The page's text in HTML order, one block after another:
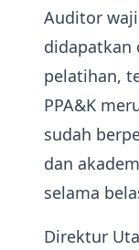
Auditor
didapatkan
pelatihan,
PPA&K
sudah
dan
selama
Direktur